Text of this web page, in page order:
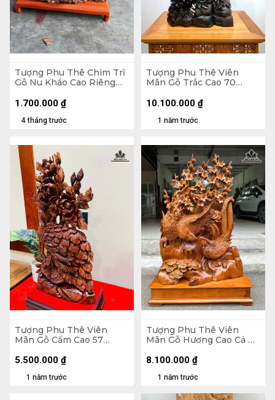
Tượng Phu Thê Chim Trĩ
Gỗ Nu Kháo Cao Riêng
8 (cm)
4 tháng trước
1.700.000 ₫
Tượng Phu Thê Viên
Mãn Gỗ Trắc Cao 70
1 năm trước
10.100.000 ₫
Tượng Phu Thê Viên
Mãn Gỗ Cẩm Cao 57
1 năm trước
5.500.000 ₫
Tượng Phu Thê Viên
Mãn Gỗ Hương Cao Cả Kỷ
Kỷ Cao 10
1 năm trước
8.100.000 ₫